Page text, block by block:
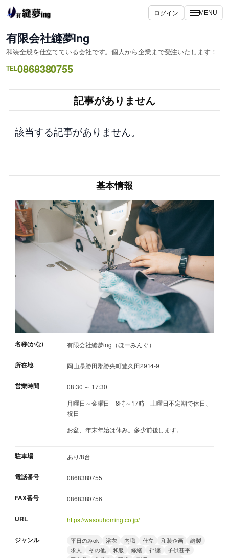
内
容
を
ス
キ
ッ
ログイン MENU
有限会社縫夢ing
和装全般を仕立てている会社です。個人から企業まで受注いたします！
TEL0868380755
記事がありません
該当する記事がありません。
基本情報
名称(かな) 有限会社縫夢ing（ほーみんぐ）
所在地 岡山県勝田郡勝央町豊久田2914-9
営業時間
08:30 ～ 17:30
月曜日～金曜日 8時～17時 土曜日不定期で休日、
祝日
お盆、年末年始は休み。多少前後します。
駐車場 あり/8台
電話番号 0868380755
FAX番号 0868380756
URL https://wasouhoming.co.jp/
ジャンル 平日のみok 浴衣 内職 仕立 和装企画
縫製
求人
その他 和服 修繕 袢纏
子供甚平